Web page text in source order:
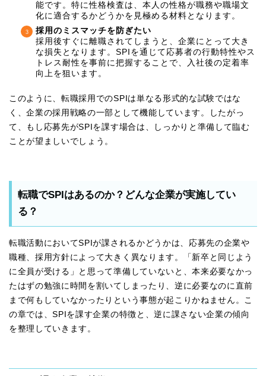
能です。特に性格検査は、本人の性格が職務や職場文
化に適合するかどうかを見極める材料となります。
採用のミスマッチを防ぎたい
採用後すぐに離職されてしまうと、企業にとって大き
な損失となります。SPIを通じて応募者の行動特性やス
トレス耐性を事前に把握することで、入社後の定着率
向上を狙います。
このように、転職採用でのSPIは単なる形式的な試験ではな
く、企業の採用戦略の一部として機能しています。したがっ
て、もし応募先がSPIを課す場合は、しっかりと準備して臨む
ことが望ましいでしょう。
転職でSPIはあるのか？どんな企業が実施してい
る？
転職活動においてSPIが課されるかどうかは、応募先の企業や
職種、採用方針によって大きく異なります。「新卒と同じよう
に全員が受ける」と思って準備していないと、本来必要なかっ
たはずの勉強に時間を割いてしまったり、逆に必要なのに直前
まで何もしていなかったりという事態が起こりかねません。こ
の章では、SPIを課す企業の特徴と、逆に課さない企業の傾向
を整理していきます。